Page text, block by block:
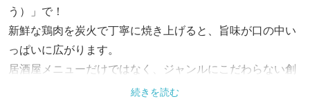
う）」で！
新鮮な鶏肉を炭火で丁寧に焼き上げると、旨味が口の中い
っぱいに広がります。
居酒屋メニューだけではなく、ジャンルにこだわらない創
続きを読む